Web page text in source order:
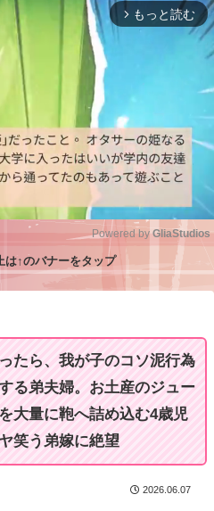
arrow_forward_ios もっと読む
M
Powered by GliaStudios
↑のバナーをタップ
たら、我が子のコソ泥行為
る弟夫婦。お土産のジュー
大量に鞄へ詰め込む4歳児
笑う弟嫁に絶望
2026.06.07